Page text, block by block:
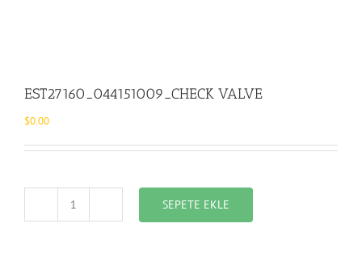
EST27160_044151009_CHECK VALVE
$0.00
EST27160_044151009_CHECK
SEPETE EKLE